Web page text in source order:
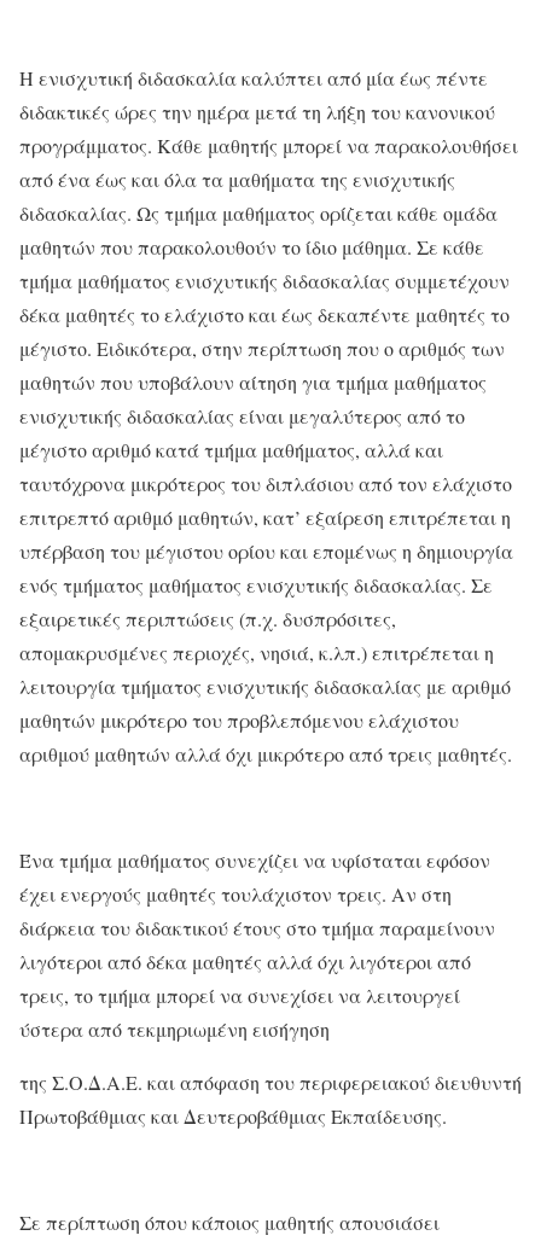
Η ενισχυτική διδασκαλία καλύπτει από μία έως πέντε
διδακτικές ώρες την ημέρα μετά τη λήξη του κανονικού
προγράμματος. Κάθε μαθητής μπορεί να παρακολουθήσει
από ένα έως και όλα τα μαθήματα της ενισχυτικής
διδασκαλίας. Ως τμήμα μαθήματος ορίζεται κάθε ομάδα
μαθητών που παρακολουθούν το ίδιο μάθημα. Σε κάθε
τμήμα μαθήματος ενισχυτικής διδασκαλίας συμμετέχουν
δέκα μαθητές το ελάχιστο και έως δεκαπέντε μαθητές το
μέγιστο. Ειδικότερα, στην περίπτωση που ο αριθμός των
μαθητών που υποβάλουν αίτηση για τμήμα μαθήματος
ενισχυτικής διδασκαλίας είναι μεγαλύτερος από το
μέγιστο αριθμό κατά τμήμα μαθήματος, αλλά και
ταυτόχρονα μικρότερος του διπλάσιου από τον ελάχιστο
επιτρεπτό αριθμό μαθητών, κατ’ εξαίρεση επιτρέπεται η
υπέρβαση του μέγιστου ορίου και επομένως η δημιουργία
ενός τμήματος μαθήματος ενισχυτικής διδασκαλίας. Σε
εξαιρετικές περιπτώσεις (π.χ. δυσπρόσιτες,
απομακρυσμένες περιοχές, νησιά, κ.λπ.) επιτρέπεται η
λειτουργία τμήματος ενισχυτικής διδασκαλίας με αριθμό
μαθητών μικρότερο του προβλεπόμενου ελάχιστου
αριθμού μαθητών αλλά όχι μικρότερο από τρεις μαθητές.
Ένα τμήμα μαθήματος συνεχίζει να υφίσταται εφόσον
έχει ενεργούς μαθητές τουλάχιστον τρεις. Αν στη
διάρκεια του διδακτικού έτους στο τμήμα παραμείνουν
λιγότεροι από δέκα μαθητές αλλά όχι λιγότεροι από
τρεις, το τμήμα μπορεί να συνεχίσει να λειτουργεί
ύστερα από τεκμηριωμένη εισήγηση
της Σ.Ο.Δ.Α.Ε. και απόφαση του περιφερειακού διευθυντή
Πρωτοβάθμιας και Δευτεροβάθμιας Εκπαίδευσης.
Σε περίπτωση όπου κάποιος μαθητής απουσιάσει